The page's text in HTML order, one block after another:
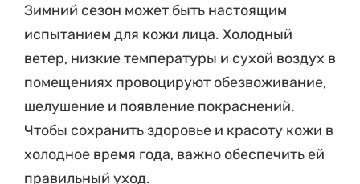
Зимний сезон может быть настоящим
испытанием для кожи лица. Холодный
ветер, низкие температуры и сухой воздух в
помещениях провоцируют обезвоживание,
шелушение и появление покраснений.
Чтобы сохранить здоровье и красоту кожи в
холодное время года, важно обеспечить ей
правильный уход.